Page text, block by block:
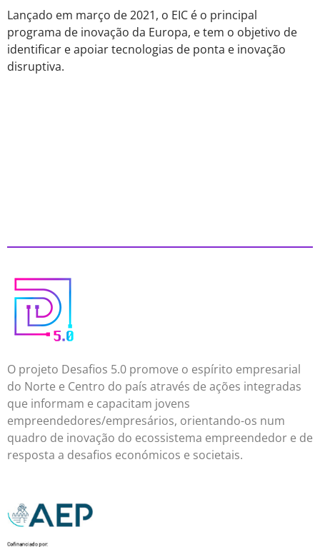
Lançado em março de 2021, o EIC é o principal
programa de inovação da Europa, e tem o objetivo de
identificar e apoiar tecnologias de ponta e inovação
disruptiva.
O projeto Desafios 5.0 promove o espírito empresarial
do Norte e Centro do país através de ações integradas
que informam e capacitam jovens
empreendedores/empresários, orientando-os num
quadro de inovação do ecossistema empreendedor e de
resposta a desafios económicos e societais.